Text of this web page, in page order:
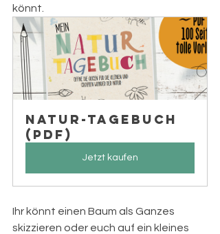
könnt.
Natur-Tagebuch
(PDF)
Jetzt kaufen
Ihr könnt einen Baum als Ganzes
skizzieren oder euch auf ein kleines